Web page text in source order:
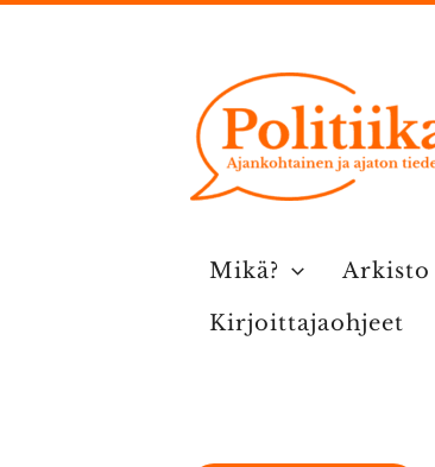
Mikä? Arkisto
Kirjoittajaohjeet